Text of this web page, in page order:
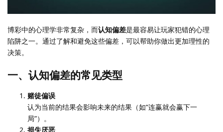
博彩中的心理学非常复杂，而认知偏差是最容易让玩家犯错的心理
陷阱之一。通过了解和避免这些偏差，可以帮助你做出更加理性的
决策。
一、认知偏差的常见类型
赌徒偏误
认为当前的结果会影响未来的结果（如“连赢就会赢下一
局”）。
损失厌恶